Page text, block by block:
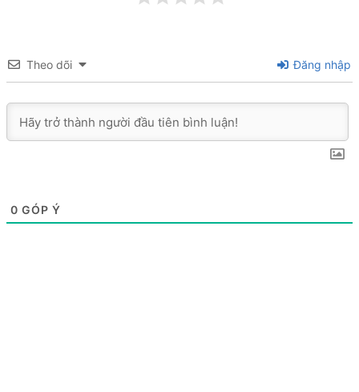
Theo dõi Đăng nhập
0 GÓP Ý